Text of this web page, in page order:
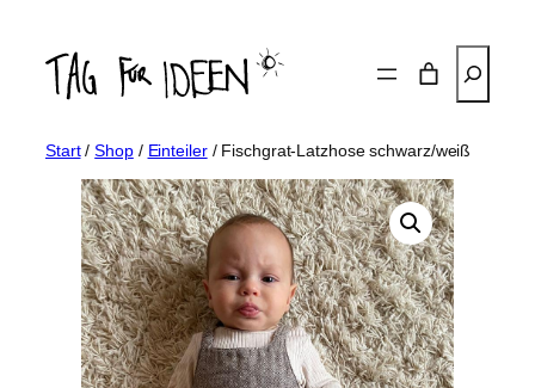
Inhalt
springen
Start/Shop/ Einteiler/ Fischgrat-Latzhose schwarz/weiß